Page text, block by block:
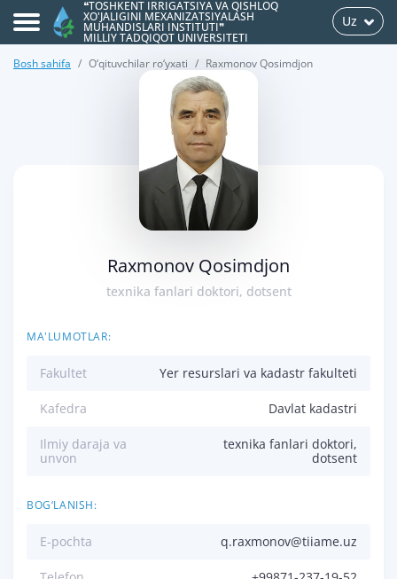
❝TOSHKENT IRRIGATSIYA VA QISHLOQ
XO'JALIGINI MEXANIZATSIYALASH
MUHANDISLARI INSTITUTI❞
MILLIY TADQIQOT UNIVERSITETI
Uz
Bosh sahifa O‘qituvchilar ro‘yxati Raxmonov Qosimdjon
Raxmonov Qosimdjon
texnika fanlari doktori, dotsent
MA'LUMOTLAR:
Fakultet Yer resurslari va kadastr fakulteti
Kafedra Davlat kadastri
Ilmiy daraja va
unvon
texnika fanlari doktori,
dotsent
BOG‘LANISH:
E-pochta q.raxmonov@tiiame.uz